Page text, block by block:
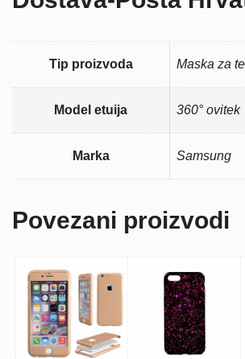
Tip proizvoda Maska za
Model etuija 360° ovitek
Marka Samsung
Povezani proizvodi